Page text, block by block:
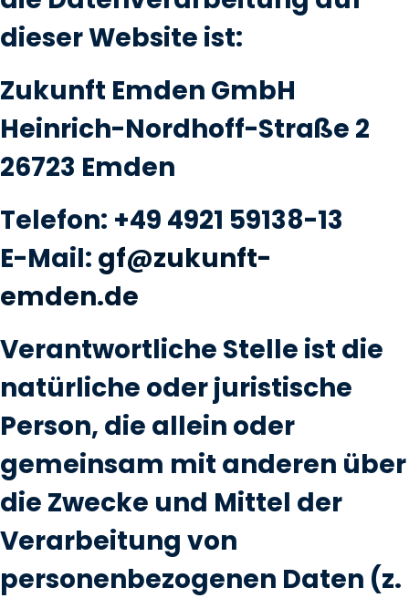
dieser Website ist:
Zukunft Emden GmbH
Heinrich-Nordhoff-Straße 2
26723 Emden
Telefon: +49 4921 59138-13
E-Mail: gf@zukunft-
emden.de
Verantwortliche Stelle ist die
natürliche oder juristische
Person, die allein oder
gemeinsam mit anderen über
die Zwecke und Mittel der
Verarbeitung von
personenbezogenen Daten (z.